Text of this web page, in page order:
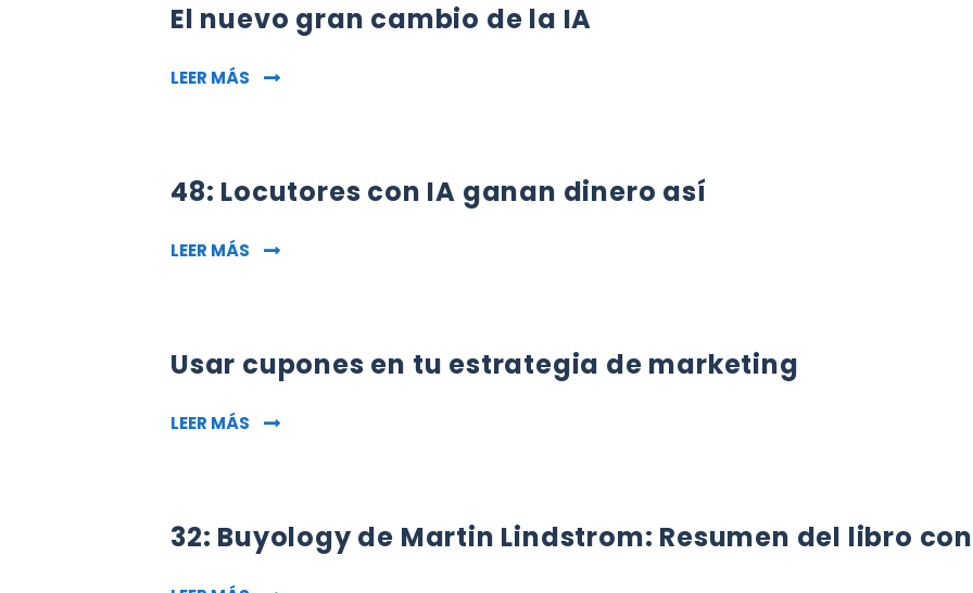
El nuevo gran cambio de la IA
LEER MÁS EL NUEVO GRAN CAMBIO DE LA IA
48: Locutores con IA ganan dinero así
LEER MÁS 48: LOCUTORES CON IA GANAN DINERO ASÍ
Usar cupones en tu estrategia de marketing
LEER MÁS USAR CUPONES EN TU ESTRATEGIA DE MARKETING
32: Buyology de Martin Lindstrom: Resumen del libro